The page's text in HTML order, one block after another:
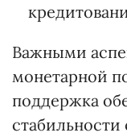
Важными
монетарной
поддержка
стабильности